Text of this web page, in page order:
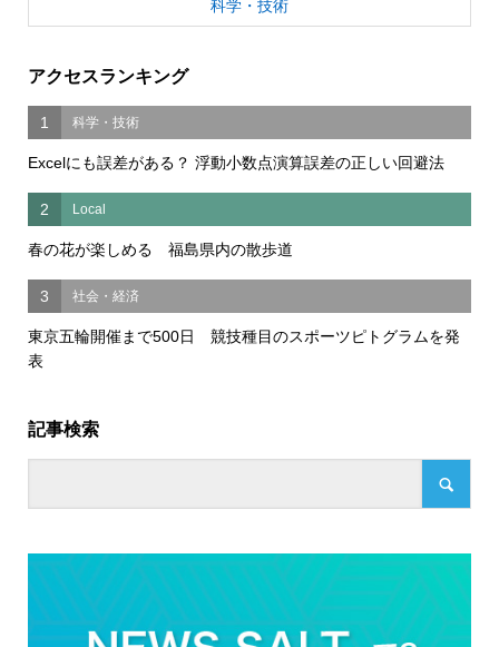
科学・技術
アクセスランキング
1 科学・技術
Excelにも誤差がある？ 浮動小数点演算誤差の正しい回避法
2 Local
春の花が楽しめる 福島県内の散歩道
3 社会・経済
東京五輪開催まで500日 競技種目のスポーツピトグラムを発
表
記事検索